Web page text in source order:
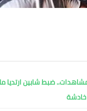
ضبط شابين ارتديا
خادشة